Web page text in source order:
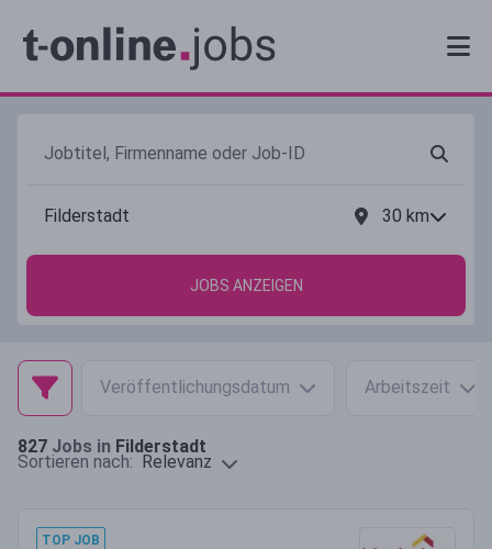
30 km
JOBS ANZEIGEN
Veröffentlichungsdatum Arbeitszeit
827 Jobs in Filderstadt
Sortieren nach: Relevanz
TOP JOB